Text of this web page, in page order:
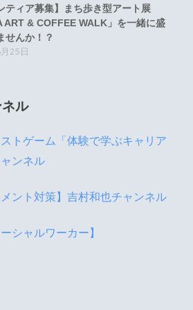
ティア募集】まち歩き型アート展
ART & COFFEE WALK」を一緒に盛
せんか！？
25日
ル
ストゲーム「体験で学ぶキャリア
ンネル
メント対策】吉村和也チャンネル
シャルワーカー】